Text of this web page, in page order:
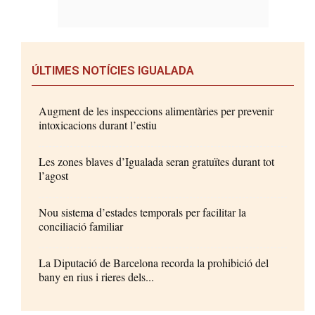
ÚLTIMES NOTÍCIES IGUALADA
Augment de les inspeccions alimentàries per prevenir
intoxicacions durant l’estiu
Les zones blaves d’Igualada seran gratuïtes durant tot
l’agost
Nou sistema d’estades temporals per facilitar la
conciliació familiar
La Diputació de Barcelona recorda la prohibició del
bany en rius i rieres dels...